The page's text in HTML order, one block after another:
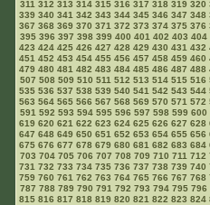
311 312 313 314 315 316 317 318 319 320
339 340 341 342 343 344 345 346 347 348
367 368 369 370 371 372 373 374 375 376
395 396 397 398 399 400 401 402 403 404
423 424 425 426 427 428 429 430 431 432
451 452 453 454 455 456 457 458 459 460
479 480 481 482 483 484 485 486 487 488
507 508 509 510 511 512 513 514 515 516
535 536 537 538 539 540 541 542 543 544
563 564 565 566 567 568 569 570 571 572
591 592 593 594 595 596 597 598 599 600
619 620 621 622 623 624 625 626 627 628
647 648 649 650 651 652 653 654 655 656
675 676 677 678 679 680 681 682 683 684
703 704 705 706 707 708 709 710 711 712
731 732 733 734 735 736 737 738 739 740
759 760 761 762 763 764 765 766 767 768
787 788 789 790 791 792 793 794 795 796
815 816 817 818 819 820 821 822 823 824